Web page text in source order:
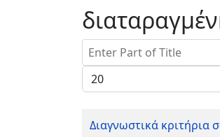
Enter Part of Title
Display #
Διαγνωστικά κριτήρια